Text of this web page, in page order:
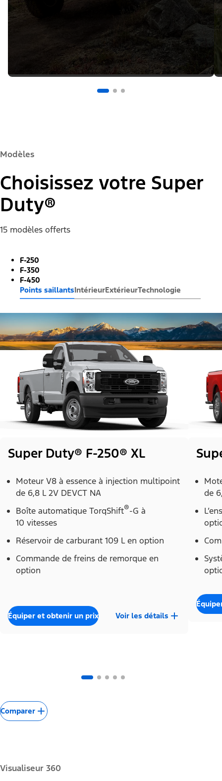
Modèles
Choisissez votre Super
Duty®
15 modèles offerts
F-250
F-350
F-450
Points saillantsIntérieurExtérieurTechnologie
Super Duty® F-250® XL
Moteur V8 à essence à injection multipoint
de 6,8 L 2V DEVCT NA
Boîte automatique TorqShift®-G à
10 vitesses
Réservoir de carburant 109 L en option
Commande de freins de remorque en
option
Équiper et obtenir un prix Voir les détails
de
Comparer
Visualiseur 360